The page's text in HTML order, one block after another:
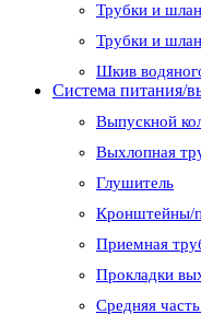
Трубки и
Трубки и
Шкив
Система питания/
Выпускной
Выхлопная
Глушитель
Кронштейны/
Приемная
Прокладки
Средняя